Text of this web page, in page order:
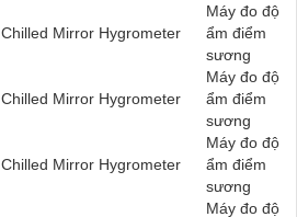
Chilled Mirror Hygrometer
Máy đo độ
ẩm điểm
sương
Chilled Mirror Hygrometer
Máy đo độ
ẩm điểm
sương
Chilled Mirror Hygrometer
Máy đo độ
ẩm điểm
sương
Máy đo độ